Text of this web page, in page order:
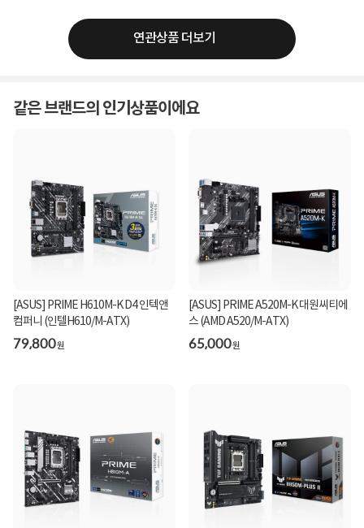
연관상품 더보기
같은 브랜드의 인기상품이에요
[ASUS] PRIME H610M-K D4 인텍앤
컴퍼니 (인텔H610/M-ATX)
79,800원
[ASUS] PRIME A520M-K 대원씨티에
스 (AMD A520/M-ATX)
65,000원